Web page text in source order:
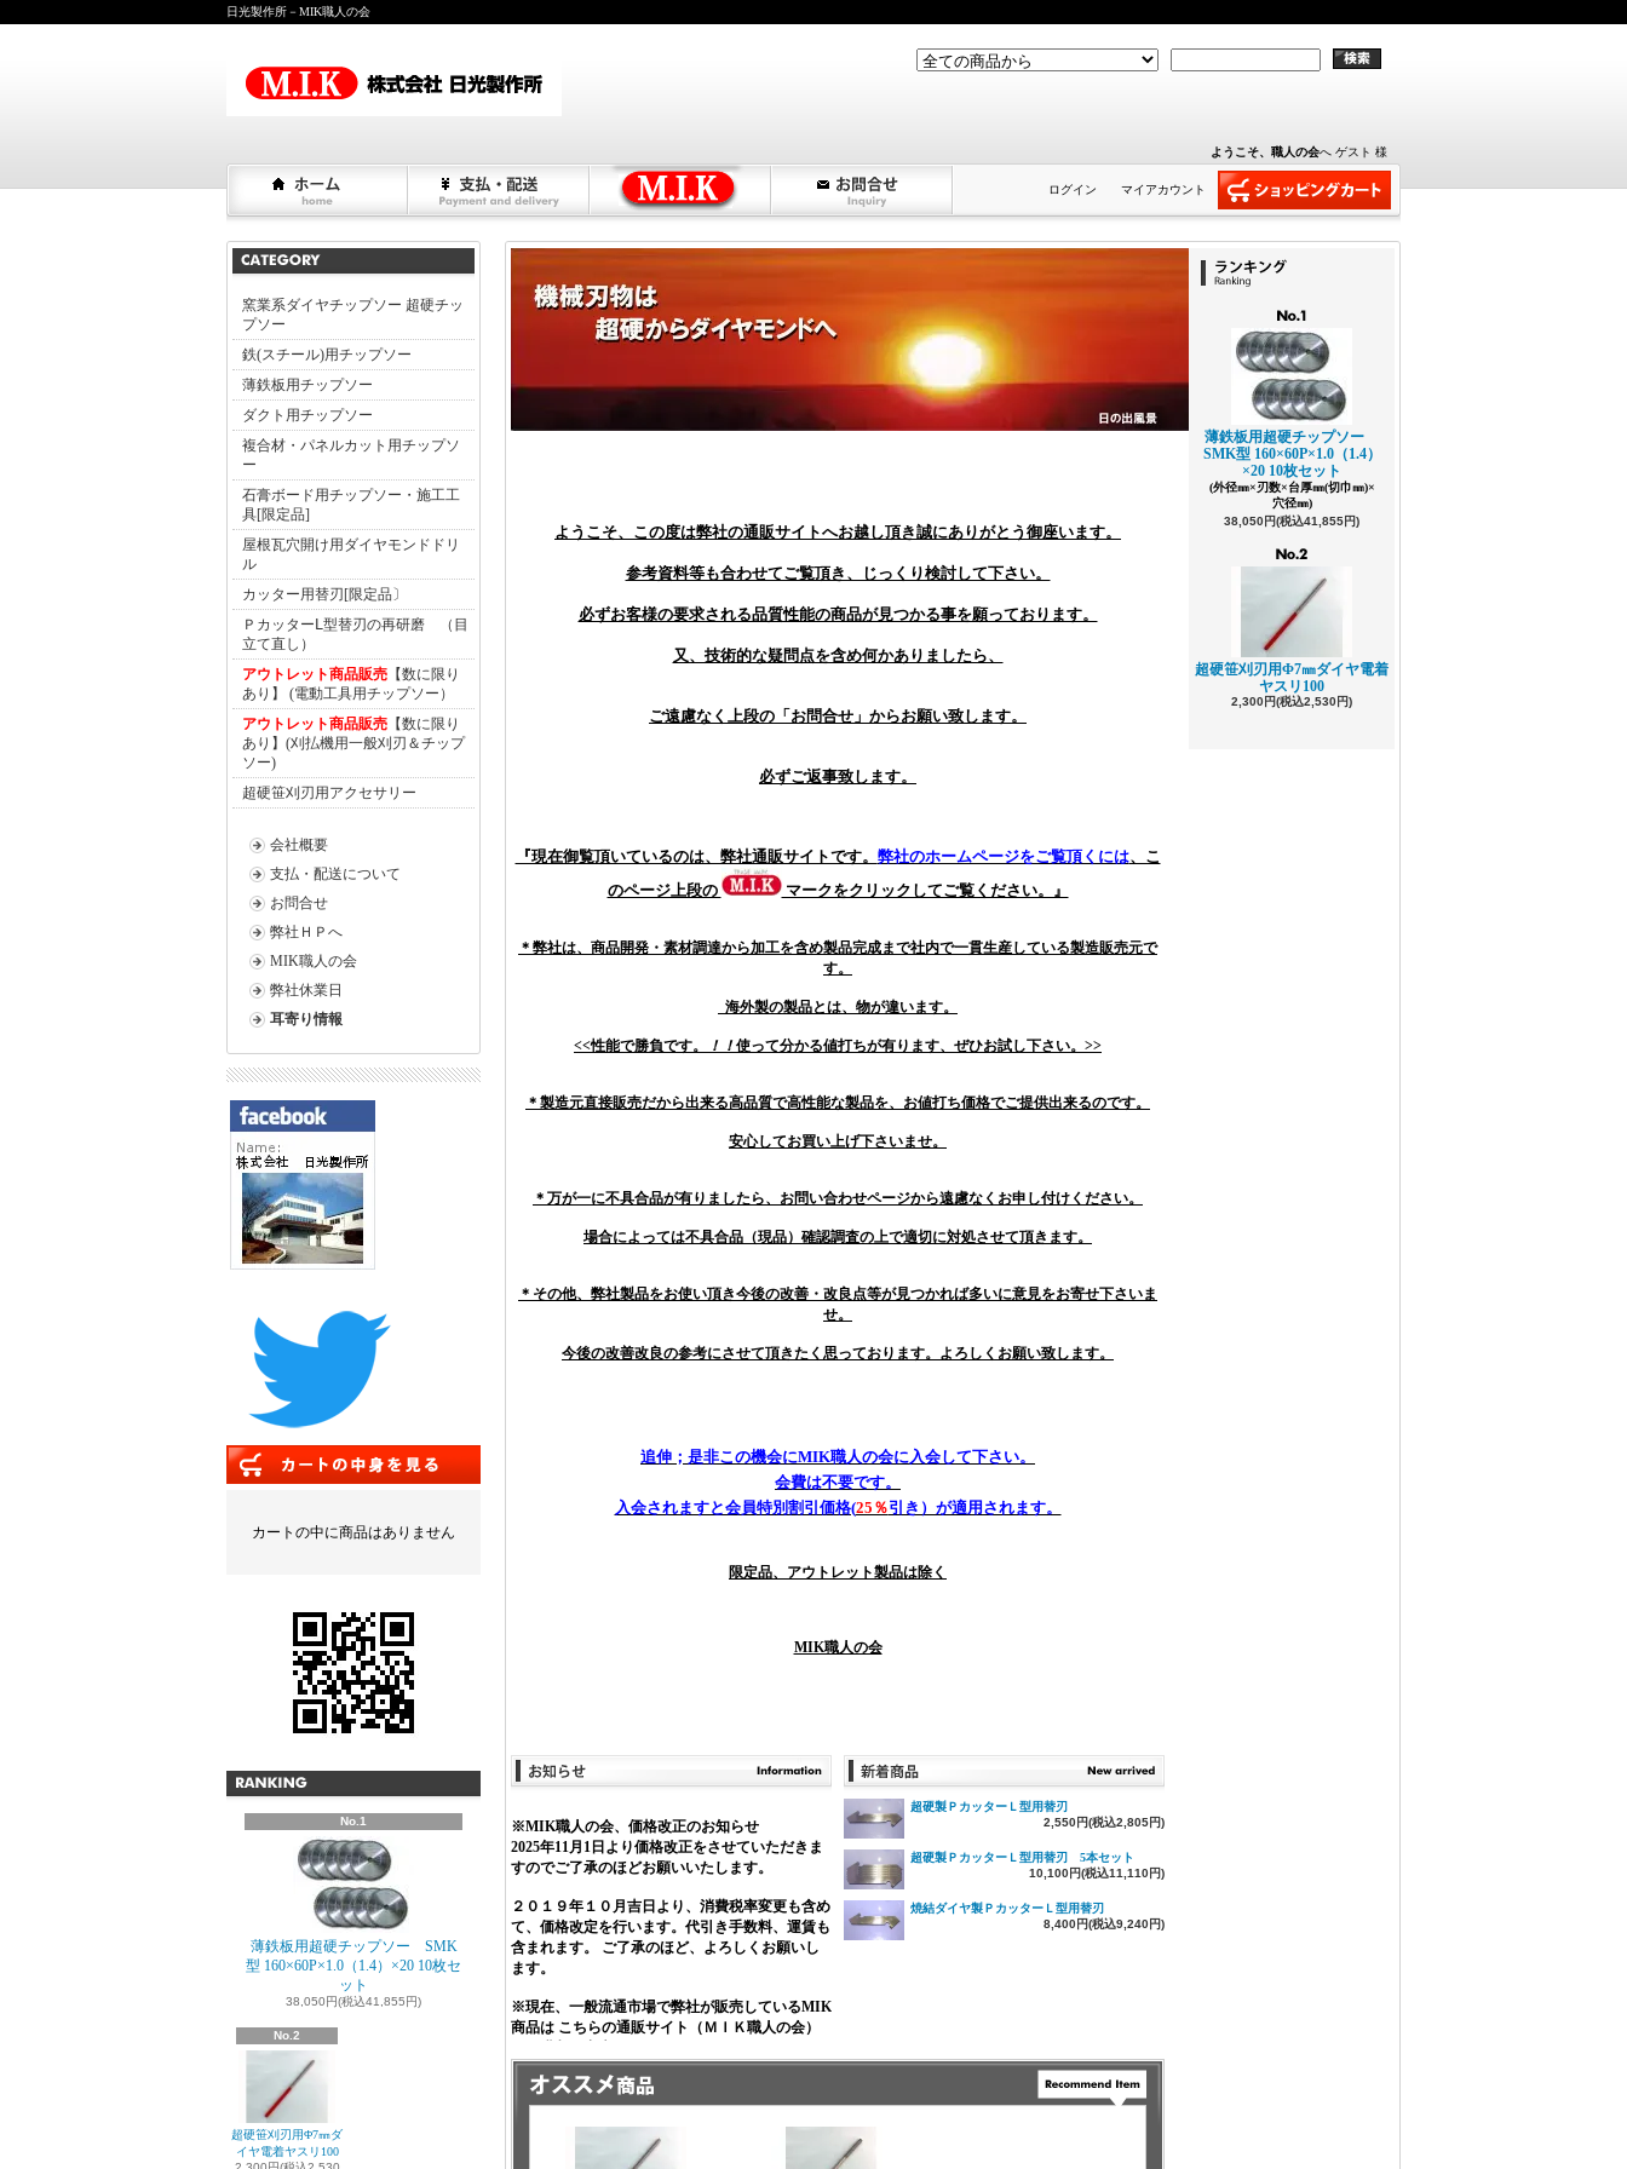
日光製作所－MIK職人の会
ようこそ、職人の会へ ゲスト 様
マイアカウント
ログイン
窯業系ダイヤチップソー 超硬チッ
プソー
鉄(スチール)用チップソー
薄鉄板用チップソー
ダクト用チップソー
複合材・パネルカット用チップソ
ー
石膏ボード用チップソー・施工工
具[限定品]
屋根瓦穴開け用ダイヤモンドドリ
ル
カッター用替刃[限定品〕
ＰカッターⅬ型替刃の再研磨 （目
立て直し）
アウトレット商品販売 【数に限り
あり】 (電動工具用チップソー）
アウトレット商品販売 【数に限り
あり】(刈払機用一般刈刃＆チップ
ソー)
超硬笹刈刃用アクセサリー
会社概要
支払・配送について
お問合せ
弊社ＨＰへ
MIK職人の会
弊社休業日
耳寄り情報
カートの中に商品はありません
No.1
薄鉄板用超硬チップソー SMK
型 160×60P×1.0（1.4）×20 10枚セ
ット
38,050円(税込41,855円)
No.2
超硬笹刈刃用Φ7㎜ダ
イヤ電着ヤスリ100
ようこそ、この度は弊社の通販サイトへお越し頂き誠にありがとう御座います。
参考資料等も合わせてご覧頂き、じっくり検討して下さい。
必ずお客様の要求される品質性能の商品が見つかる事を願っております。
又、技術的な疑問点を含め何かありましたら、
ご遠慮なく上段の「お問合せ」からお願い致します。
必ずご返事致します。
『現在御覧頂いているのは、弊社通販サイトです。 弊社のホームページをご覧頂くには、こ
のページ上段の
マークをクリックしてご覧ください。』
＊弊社は、商品開発・素材調達から加工を含め製品完成まで社内で一貫生産している製造販売元で
す。
海外製の製品とは、物が違います。
<<性能で勝負です。 ！！使って分かる値打ちが有ります、ぜひお試し下さい。>>
＊製造元直接販売だから出来る高品質で高性能な製品を、お値打ち価格でご提供出来るのです。
安心してお買い上げ下さいませ。
＊万が一に不具合品が有りましたら、お問い合わせページから遠慮なくお申し付けください。
場合によっては不具合品（現品）確認調査の上で適切に対処させて頂きます。
＊その他、弊社製品をお使い頂き今後の改善・改良点等が見つかれば多いに意見をお寄せ下さいま
せ。
今後の改善改良の参考にさせて頂きたく思っております。よろしくお願い致します。
追伸；是非この機会にMIK職人の会に入会して下さい。
会費は不要です。
入会されますと会員特別割引価格(25％引き）が適用されます。
限定品、アウトレット製品は除く
MIK職人の会
※MIK職人の会、価格改正のお知らせ
2025年11月1日より価格改正をさせていただきま
すのでご了承のほどお願いいたします。
２０１９年１０月吉日より、消費税率変更も含め
て、価格改定を行います。代引き手数料、運賃も
含まれます。 ご了承のほど、よろしくお願いし
ます。
※現在、一般流通市場で弊社が販売しているMIK
商品は こちらの通販サイト（ＭＩＫ職人の会）
『通販サイト専用販売商品（アウトレット品を含
む）の販売となっています』
超硬製ＰカッターＬ型用替刃
2,550円(税込2,805円)
超硬製ＰカッターＬ型用替刃 5本セット
10,100円(税込11,110円)
焼結ダイヤ製ＰカッターＬ型用替刃
8,400円(税込9,240円)
薄鉄板用超硬チップソー
SMK型 160×60P×1.0（1.4）
×20 10枚セット
(外径㎜×刃数×台厚㎜(切巾㎜)×
穴径㎜)
38,050円(税込41,855円)
超硬笹刈刃用Φ7㎜ダイヤ電着
ヤスリ100
2,300円(税込2,530円)